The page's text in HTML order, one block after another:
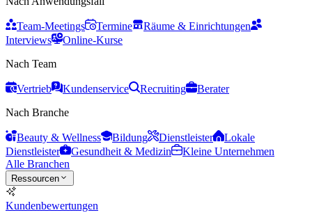
Team-Meetings Termine
Räume & Einrichtungen
Interviews
Online-Kurse
Nach Team
Vertrieb Kundenservice Recruiting
Berater
Nach Branche
Beauty & Wellness Bildung Dienstleister
Lokale
Dienstleister
Gesundheit & Medizin
Kleine Unternehmen
Alle Branchen
Ressourcen
Kundenbewertungen